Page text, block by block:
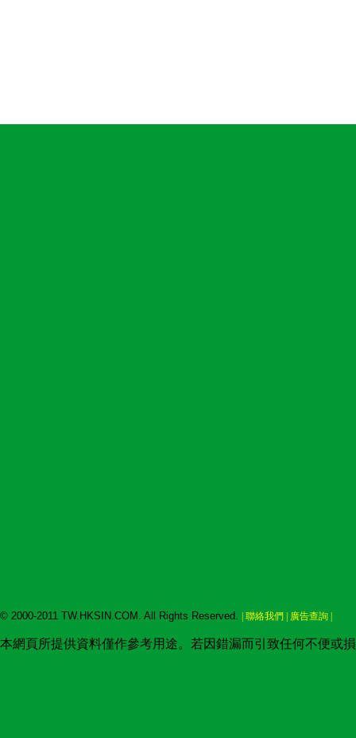
© 2000-2011 TW.HKSIN.COM. All Rights Reserved. | 聯絡我們 | 廣告查詢 |
本網頁所提供資料僅作參考用途。若因錯漏而引致任何不便或